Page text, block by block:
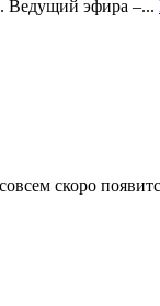
Ведущий эфира –...
скоро